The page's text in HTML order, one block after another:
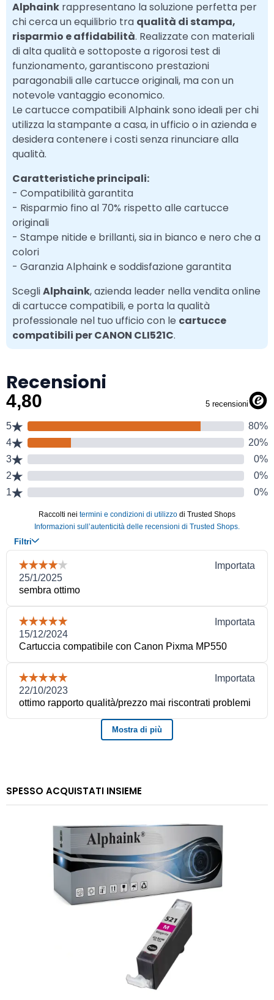
Alphaink rappresentano la soluzione perfetta per
chi cerca un equilibrio tra qualità di stampa,
risparmio e affidabilità. Realizzate con materiali
di alta qualità e sottoposte a rigorosi test di
funzionamento, garantiscono prestazioni
paragonabili alle cartucce originali, ma con un
notevole vantaggio economico.
Le cartucce compatibili Alphaink sono ideali per chi
utilizza la stampante a casa, in ufficio o in azienda e
desidera contenere i costi senza rinunciare alla
qualità.
Caratteristiche principali:
- Compatibilità garantita
- Risparmio fino al 70% rispetto alle cartucce
originali
- Stampe nitide e brillanti, sia in bianco e nero che a
colori
- Garanzia Alphaink e soddisfazione garantita
ScegliAlphaink, azienda leader nella vendita online
di cartucce compatibili, e porta la qualità
professionale nel tuo ufficio con le cartucce
compatibili per CANON CLI521C.
Recensioni
SPESSO ACQUISTATI INSIEME